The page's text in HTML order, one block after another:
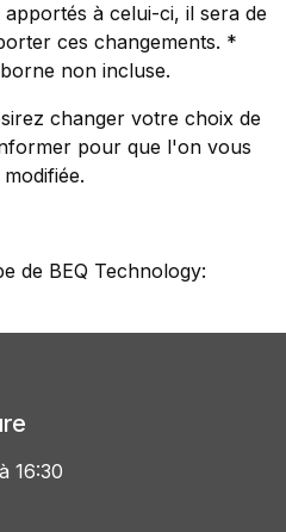
à celui-ci, il sera de
ces changements. *
non incluse.
changer votre choix de
pour que l'on vous
de BEQ Technology:
16:30